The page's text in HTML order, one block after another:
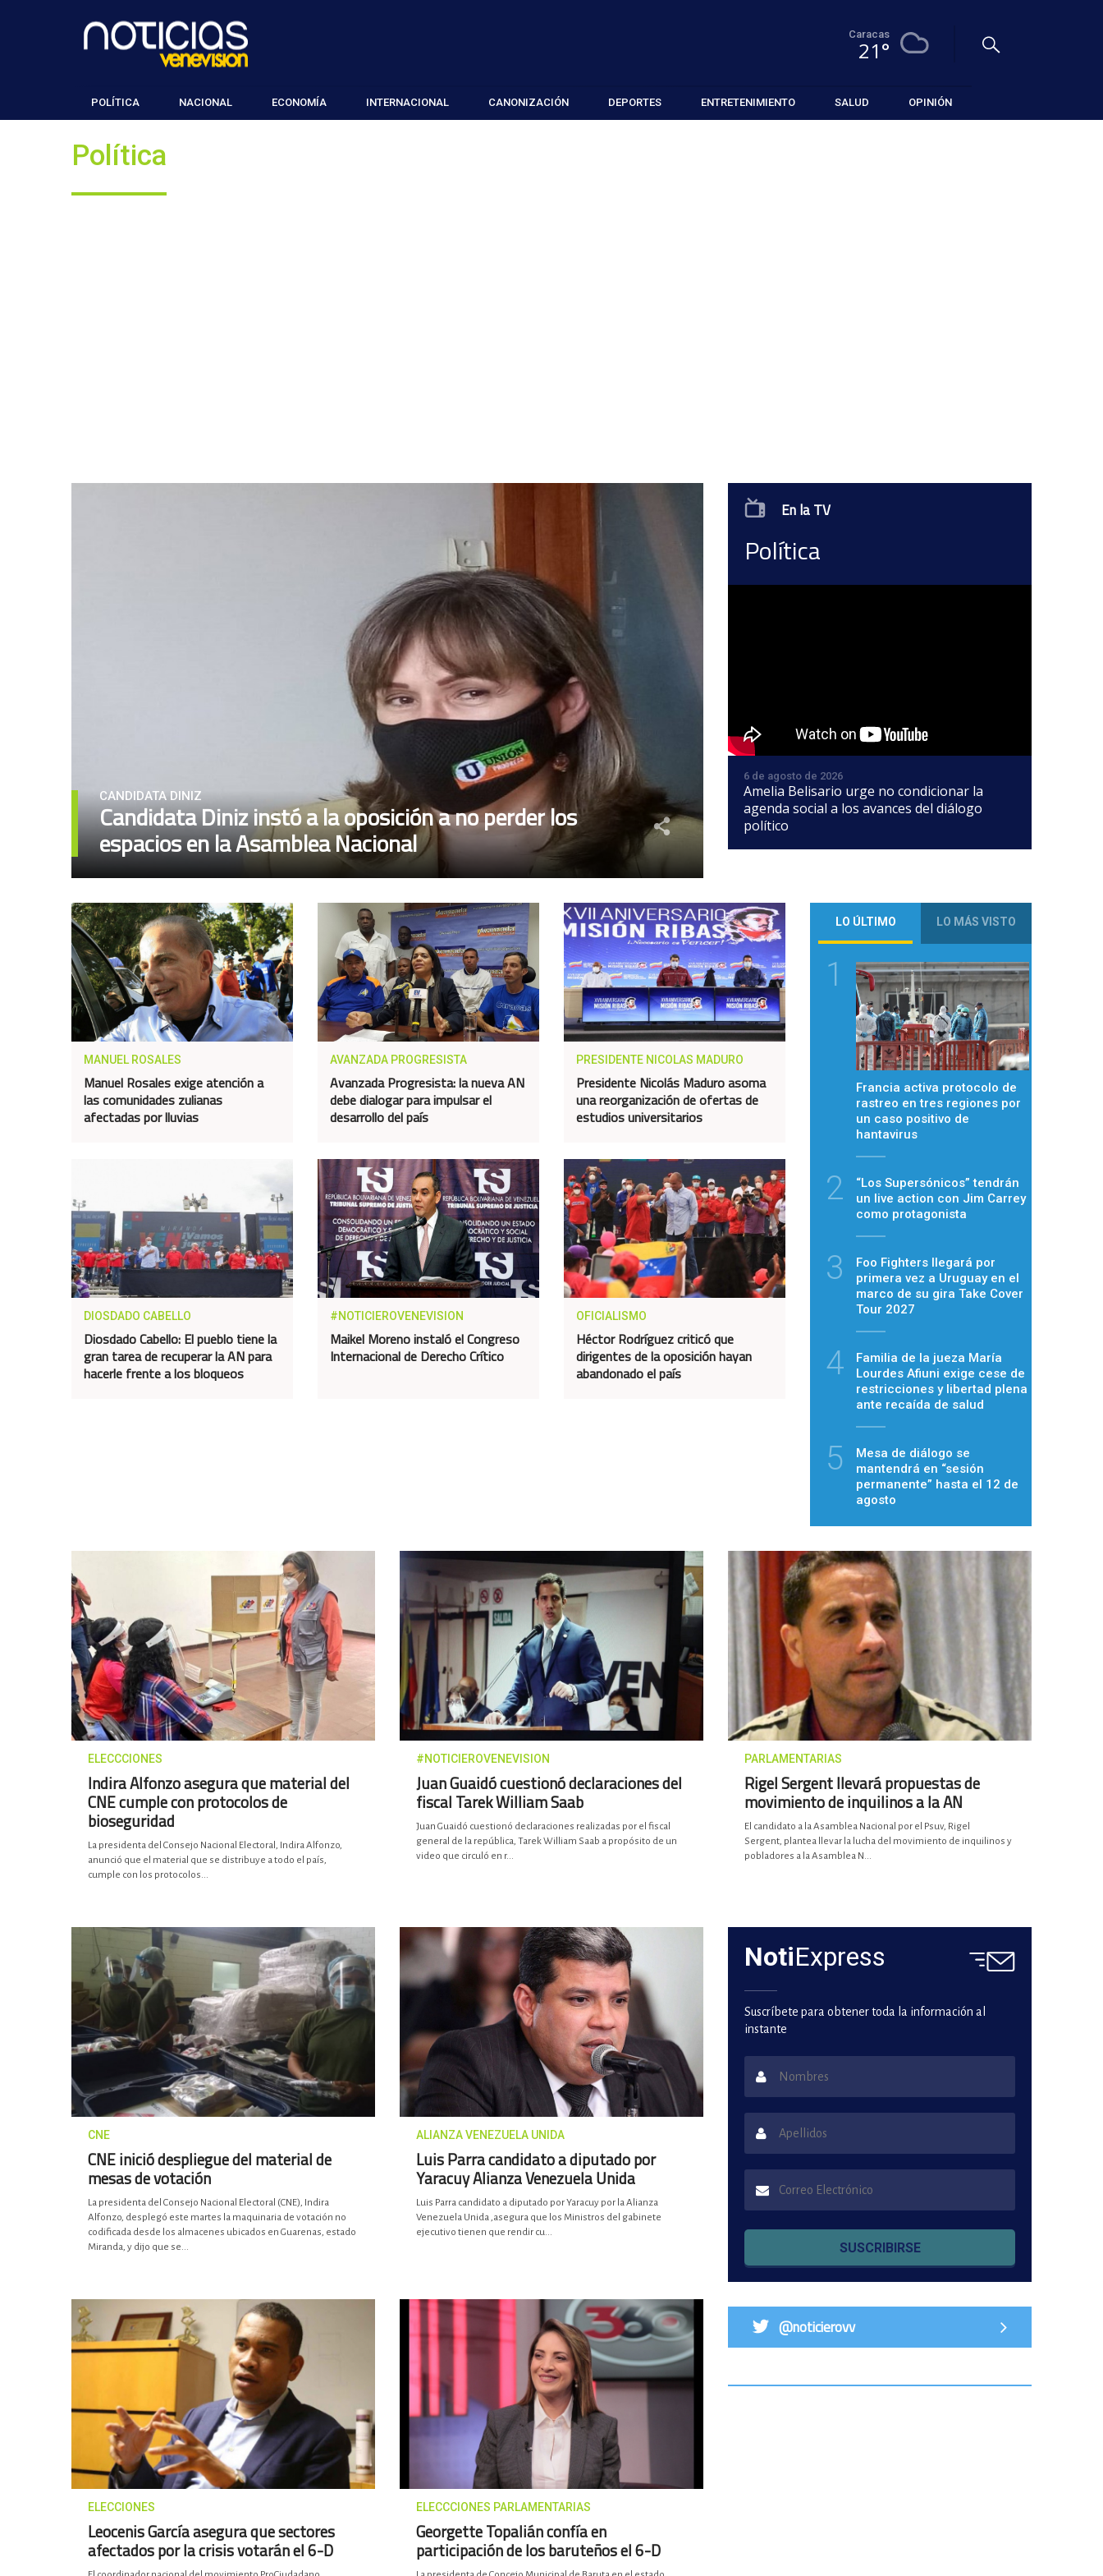
Caracas
21°
POLÍTICA NACIONAL ECONOMÍA INTERNACIONAL CANONIZACIÓN DEPORTES ENTRETENIMIENTO SALUD OPINIÓN
Política
CANDIDATA DINIZ
Candidata Diniz instó a la oposición a no perder los
espacios en la Asamblea Nacional
En la TV
Política
6 de agosto de 2026
Amelia Belisario urge no condicionar la
agenda social a los avances del diálogo
político
MANUEL ROSALES
Manuel Rosales exige atención a
las comunidades zulianas
afectadas por lluvias
AVANZADA PROGRESISTA
Avanzada Progresista: la nueva AN
debe dialogar para impulsar el
desarrollo del país
PRESIDENTE NICOLAS MADURO
Presidente Nicolás Maduro asoma
una reorganización de ofertas de
estudios universitarios
DIOSDADO CABELLO
Diosdado Cabello: El pueblo tiene la
gran tarea de recuperar la AN para
hacerle frente a los bloqueos
#NOTICIEROVENEVISION
Maikel Moreno instaló el Congreso
Internacional de Derecho Crítico
OFICIALISMO
Héctor Rodríguez criticó que
dirigentes de la oposición hayan
abandonado el país
LO ÚLTIMO LO MÁS VISTO
1
Francia activa protocolo de
rastreo en tres regiones por
un caso positivo de
hantavirus
2
“Los Supersónicos” tendrán
un live action con Jim Carrey
como protagonista
3
Foo Fighters llegará por
primera vez a Uruguay en el
marco de su gira Take Cover
Tour 2027
4
Familia de la jueza María
Lourdes Afiuni exige cese de
restricciones y libertad plena
ante recaída de salud
5
Mesa de diálogo se
mantendrá en “sesión
permanente” hasta el 12 de
agosto
ELECCCIONES
Indira Alfonzo asegura que material del
CNE cumple con protocolos de
bioseguridad
La presidenta del Consejo Nacional Electoral, Indira Alfonzo,
anunció que el material que se distribuye a todo el país,
cumple con los protocolos...
#NOTICIEROVENEVISION
Juan Guaidó cuestionó declaraciones del
fiscal Tarek William Saab
Juan Guaidó cuestionó declaraciones realizadas por el fiscal
general de la república, Tarek William Saab a propósito de un
video que circuló en r...
PARLAMENTARIAS
Rigel Sergent llevará propuestas de
movimiento de inquilinos a la AN
El candidato a la Asamblea Nacional por el Psuv, Rigel
Sergent, plantea llevar la lucha del movimiento de inquilinos y
pobladores a la Asamblea N...
CNE
CNE inició despliegue del material de
mesas de votación
La presidenta del Consejo Nacional Electoral (CNE), Indira
Alfonzo, desplegó este martes la maquinaria de votación no
codificada desde los almacenes ubicados en Guarenas, estado
Miranda, y dijo que se...
ALIANZA VENEZUELA UNIDA
Luis Parra candidato a diputado por
Yaracuy Alianza Venezuela Unida
Luis Parra candidato a diputado por Yaracuy por la Alianza
Venezuela Unida ,asegura que los Ministros del gabinete
ejecutivo tienen que rendir cu...
ELECCIONES
Leocenis García asegura que sectores
afectados por la crisis votarán el 6-D
ELECCCIONES PARLAMENTARIAS
Georgette Topalián confía en
participación de los baruteños el 6-D
NotiExpress
Suscríbete para obtener toda la información al
instante
SUSCRIBIRSE
@noticierovv